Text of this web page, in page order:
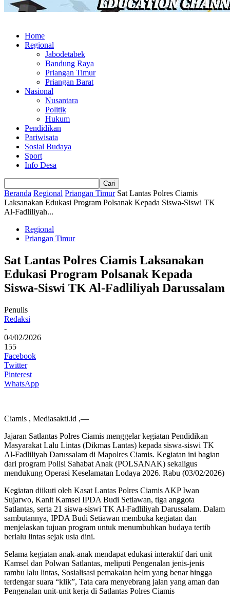
Home
Regional
Jabodetabek
Bandung Raya
Priangan Timur
Priangan Barat
Nasional
Nusantara
Politik
Hukum
Pendidikan
Pariwisata
Sosial Budaya
Sport
Info Desa
Beranda Regional Priangan Timur Sat Lantas Polres Ciamis
Laksanakan Edukasi Program Polsanak Kepada Siswa-Siswi TK
Al-Fadliliyah...
Regional
Priangan Timur
Sat Lantas Polres Ciamis Laksanakan
Edukasi Program Polsanak Kepada
Siswa-Siswi TK Al-Fadliliyah Darussalam
Penulis
Redaksi
-
04/02/2026
155
Facebook
Twitter
Pinterest
WhatsApp
Ciamis , Mediasakti.id ,—
Jajaran Satlantas Polres Ciamis menggelar kegiatan Pendidikan
Masyarakat Lalu Lintas (Dikmas Lantas) kepada siswa-siswi TK
Al-Fadliliyah Darussalam di Mapolres Ciamis. Kegiatan ini bagian
dari program Polisi Sahabat Anak (POLSANAK) sekaligus
mendukung Operasi Keselamatan Lodaya 2026. Rabu (03/02/2026)
Kegiatan diikuti oleh Kasat Lantas Polres Ciamis AKP Iwan
Sujarwo, Kanit Kamsel IPDA Budi Setiawan, tiga anggota
Satlantas, serta 21 siswa-siswi TK Al-Fadliliyah Darussalam. Dalam
sambutannya, IPDA Budi Setiawan membuka kegiatan dan
menjelaskan tujuan program untuk menumbuhkan budaya tertib
berlalu lintas sejak usia dini.
Selama kegiatan anak-anak mendapat edukasi interaktif dari unit
Kamsel dan Polwan Satlantas, meliputi Pengenalan jenis-jenis
rambu lalu lintas, Sosialisasi pemakaian helm yang benar hingga
terdengar suara “klik”, Tata cara menyebrang jalan yang aman dan
Pengenalan unit-unit kerja di Satlantas Polres Ciamis